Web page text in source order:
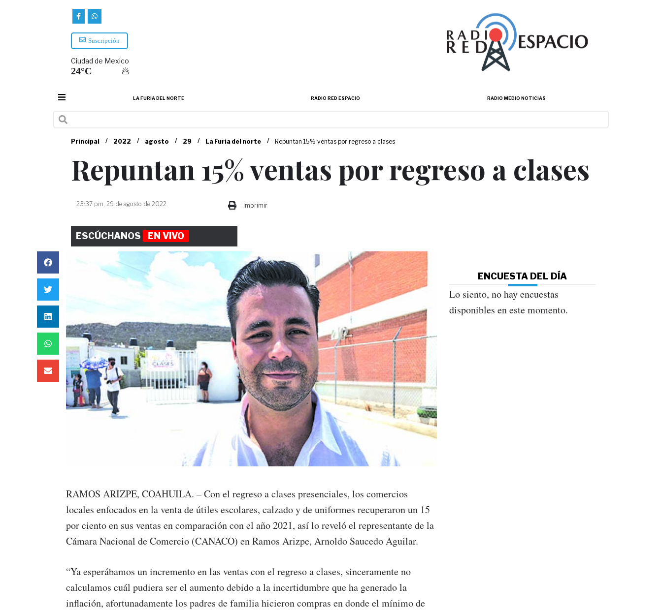
Suscripción
Ciudad de Mexico
24°C
LA FURIA DEL NORTE RADIO RED ESPACIO RADIO MEDIO NOTICIAS
Principal / 2022 / agosto / 29 / La Furia del norte / Repuntan 15% ventas por regreso a clases
Repuntan 15% ventas por regreso a clases
23:37 pm, 29 de agosto de 2022 Imprimir
ESCÚCHANOS EN VIVO
RAMOS ARIZPE, COAHUILA. – Con el regreso a clases presenciales, los comercios
locales enfocados en la venta de útiles escolares, calzado y de uniformes recuperaron un 15
por ciento en sus ventas en comparación con el año 2021, así lo reveló el representante de la
Cámara Nacional de Comercio (CANACO) en Ramos Arizpe, Arnoldo Saucedo Aguilar.
“Ya esperábamos un incremento en las ventas con el regreso a clases, sinceramente no
calculamos cuál pudiera ser el aumento debido a la incertidumbre que ha generado la
inflación, afortunadamente los padres de familia hicieron compras en donde el mínimo de
ENCUESTA DEL DÍA
Lo siento, no hay encuestas
disponibles en este momento.